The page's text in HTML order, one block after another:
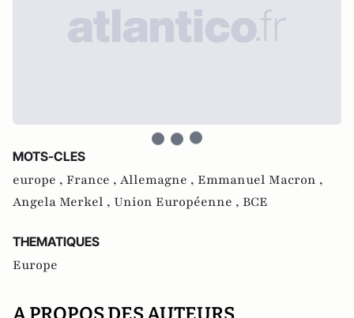
MOTS-CLES
europe , France , Allemagne , Emmanuel Macron ,
Angela Merkel , Union Européenne , BCE
THEMATIQUES
Europe